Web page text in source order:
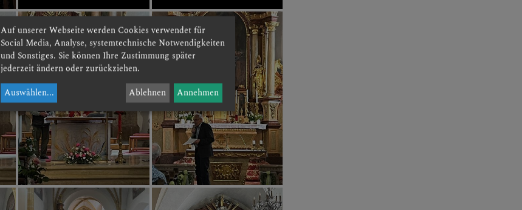
Auf unserer Webseite werden Cookies verwendet für
Social Media, Analyse, systemtechnische Notwendigkeiten
und Sonstiges. Sie können Ihre Zustimmung später
jederzeit ändern oder zurückziehen.
Auswählen... Ablehnen Annehmen